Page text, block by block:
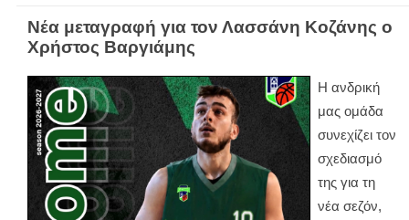
Νέα μεταγραφή για τον Λασσάνη Κοζάνης ο
Χρήστος Βαργιάμης
Η ανδρική
μας ομάδα
συνεχίζει τον
σχεδιασμό
της για τη
νέα σεζόν,